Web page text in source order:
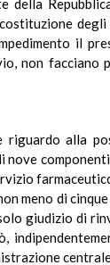
della
il
non facciano
alla
nove
meno di
giudizio di